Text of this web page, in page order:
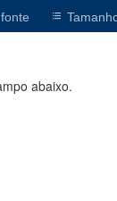
abaixo.